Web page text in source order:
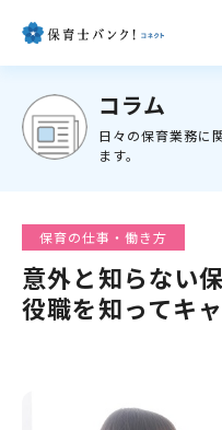
コラム
日々の保育業務に
ます。
保育の仕事・働き方
意外と知らない
役職を知ってキ